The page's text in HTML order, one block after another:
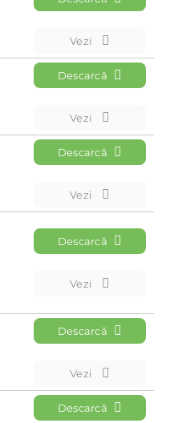
Vezi
Descarcă
Vezi
Descarcă
Vezi
Descarcă
Vezi
Descarcă
Vezi
Descarcă